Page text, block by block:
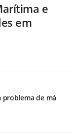
e
em
problema de má